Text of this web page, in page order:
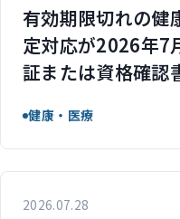
有効期限切れの健
定対応が2026年
証または資格確認
健康・医療
2026.07.28